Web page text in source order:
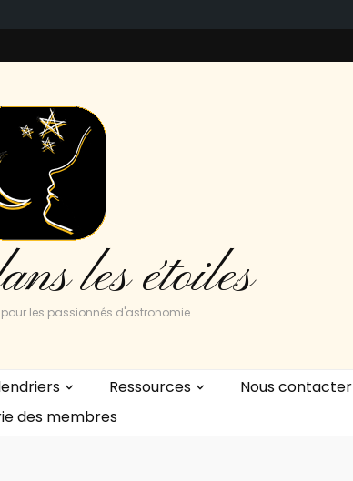
les étoiles
pour les passionnés d'astronomie
Ressources Nous contacter
des membres